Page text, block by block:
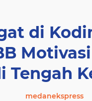
di
Tengah
medanekspress